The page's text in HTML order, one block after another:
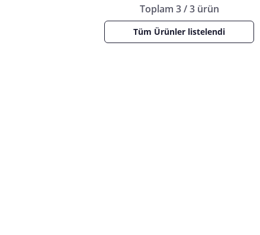
Toplam 3 / 3 ürün
Tüm Ürünler listelendi